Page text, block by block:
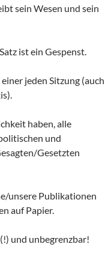
sein Wesen und sein
ist ein Gespenst.
jeden Sitzung (auch
haben, alle
und
Gesetzten
unsere Publikationen
auf Papier.
und unbegrenzbar!